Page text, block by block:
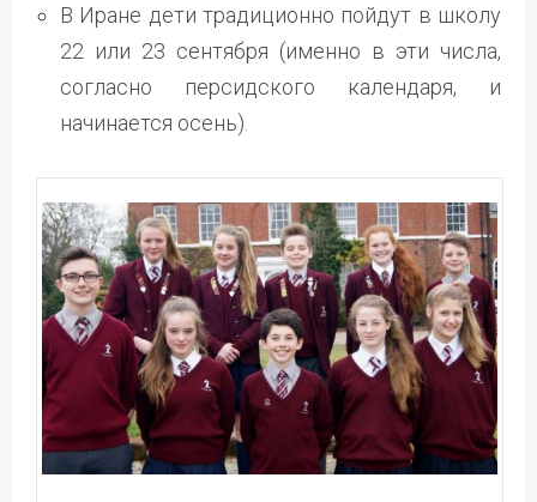
В Иране дети традиционно пойдут в школу
22 или 23 сентября (именно в эти числа,
согласно персидского календаря, и
начинается осень).